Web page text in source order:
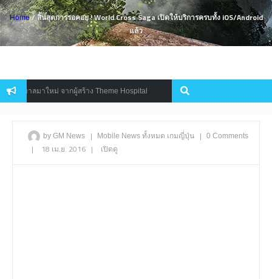
Home/ สิ้นสุดการรอคอย ! World Cross Saga เปิดให้บริการครบทั้ง iOS/Android
แล้ว
บาลมาใหม่ จากผู้สร้าง Theme Hospital Valve ยกเลิกระบบ Battle
by GM News | Mobile News ทั้งหมด เกมญี่ปุ่น | 0 Comments
| 18 เม.ย. 2016 | เปิดดู